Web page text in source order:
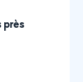
près